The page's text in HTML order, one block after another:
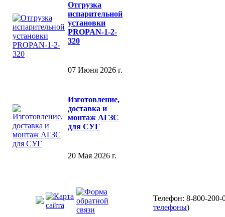
Отгрузка
испарительной
установки
PROPAN-1-2-
320
07 Июня 2026 г.
Изготовление,
доставка и
монтаж АГЗС
для СУГ
20 Мая 2026 г.
Телефон: 8-800-200-
телефоны)